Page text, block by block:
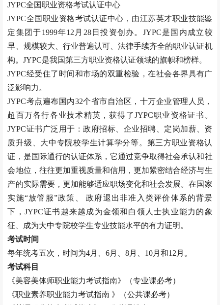
JYPC全国职业资格考试认证中心
JYPC全国职业资格考试认证中心，由江苏英才职业技能鉴
定集团于1999年12月28日投资创办。JYPC是国内成立较
早、规模较大、行业普遍认可、法律手续齐全的职业认证机
构。JYPC是我国第三方职业资格认证领域的旗帜和榜样。
JYPC经受住了时间和市场的双重检验，在社会各界具有广
泛影响力。
JYPC考点遍布国内32个省市自治区，十万企业管理人员，
超百万各行各业技术精英，获得了JYPC职业资格证书。
JYPC证书广泛用于：政府招标、企业招聘、定岗加薪、资
质升级、大中专院校学生计算学分等。第三方职业资格认
证，是国际通行的认证体系，它通过竞争取得社会承认和社
会地位，往往更加重视质量和信用，更加紧密结合经济与生
产的实际需要，更加能够适应职场变化和社会发展。在国家
实施“放管服”政策、 政府退出非准入类评价体系的背景
下，JYPC证书越来越成为金领和白领人士执业能力的象
征、成为大中专院校学生专业技能水平的有力证明。
考试时间
每年统考五次，时间为4月、6月、8月、10月和12月。
考试科目
《美容美体师职业能力考试指南》（专业课必考）
《职业素养职业能力考试指南 》（公共课必考）